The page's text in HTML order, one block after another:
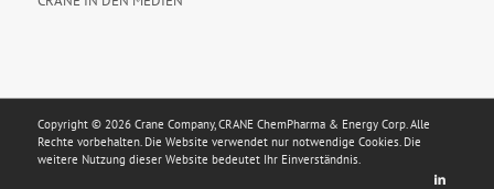
Copyright © 2026 Crane Company, CRANE ChemPharma & Energy Corp. Alle
Rechte vorbehalten. Die Website verwendet nur notwendige Cookies. Die
weitere Nutzung dieser Website bedeutet Ihr Einverständnis.